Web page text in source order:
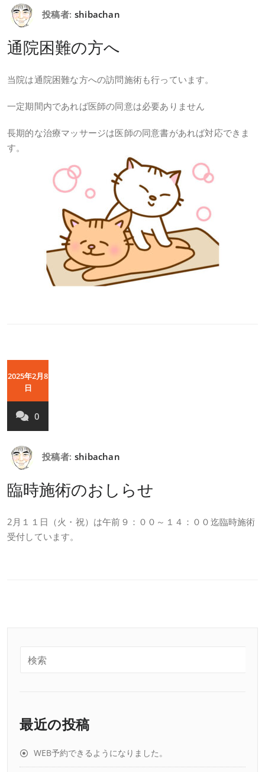
投稿者: shibachan
通院困難の方へ
当院は通院困難な方への訪問施術も行っています。
一定期間内であれば医師の同意は必要ありません
長期的な治療マッサージは医師の同意書があれば対応できま
す。
2025年2月8
日
0
投稿者: shibachan
臨時施術のおしらせ
2月１１日（火・祝）は午前９：００～１４：００迄臨時施術
受付しています。
最近の投稿
WEB予約できるようになりました。